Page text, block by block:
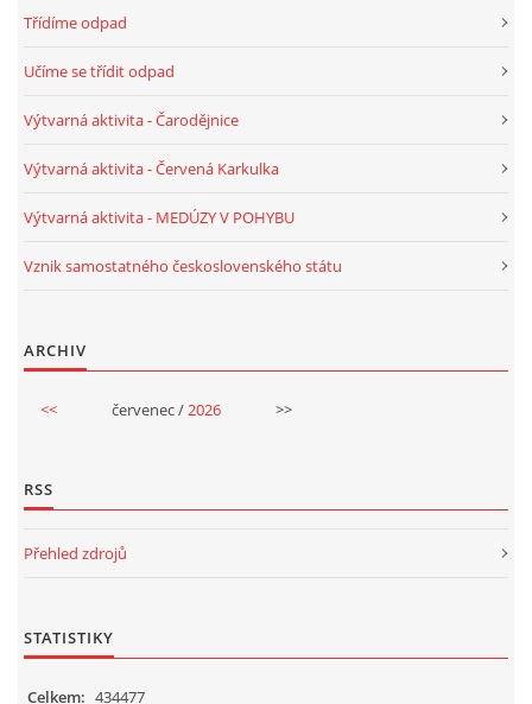
MIKULÁŠ, ČERTI
VELIKONOCE
KREATIVNÍ OVOCNÉ A ZELENINOVÉ MLSÁNÍ
RECENZE NA HRAČKY
VÁNOČNÍ TVOŘENÍ
Třídíme odpad
Učíme se třídit odpad
Výtvarná aktivita - Čarodějnice
Výtvarná aktivita - Červená Karkulka
Výtvarná aktivita - MEDÚZY V POHYBU
Vznik samostatného československého státu
ARCHIV
<< červenec /2026 >>
RSS
Přehled zdrojů
STATISTIKY
Celkem: 434477